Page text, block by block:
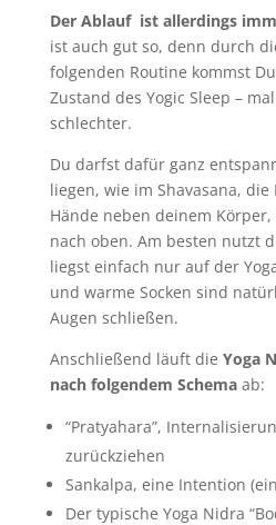
Der Ablauf ist allerdings
ist auch gut so, denn durch
folgenden Routine kommst
Zustand des Yogic Sleep –
schlechter.
Du darfst dafür ganz
liegen, wie im Shavasana,
Hände neben deinem
nach oben. Am besten nutzt
liegst einfach nur auf der
und warme Socken sind
Augen schließen.
Anschließend läuft die Yoga
nach folgendem Schemaab:
“Pratyahara”,
zurückziehen
Sankalpa, eine Intention
Der typische Yoga Nidra